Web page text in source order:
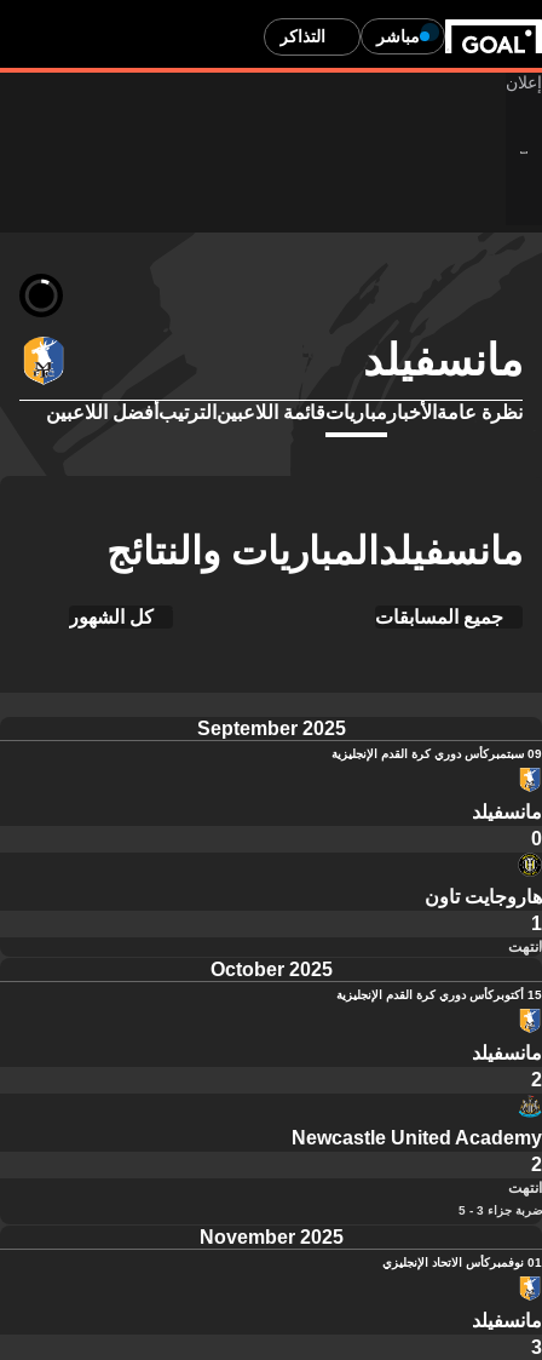
مباشر التذاكر
مانسفيلد
نظرة عامة الأخبار مبارياتقائمة اللاعبين الترتيب أفضل اللاعبين
مانسفيلدالمباريات والنتائج
جميع المسابقات كل الشهور
September 2025
09 سبتمبر كأس دوري كرة القدم الإنجليزية
مانسفيلد
0
هاروجايت تاون
1
انتهت
October 2025
15 أكتوبر كأس دوري كرة القدم الإنجليزية
مانسفيلد
2
Newcastle United Academy
2
انتهت
ضربة جزاء 3 - 5
November 2025
01 نوفمبر كأس الاتحاد الإنجليزي
مانسفيلد
3